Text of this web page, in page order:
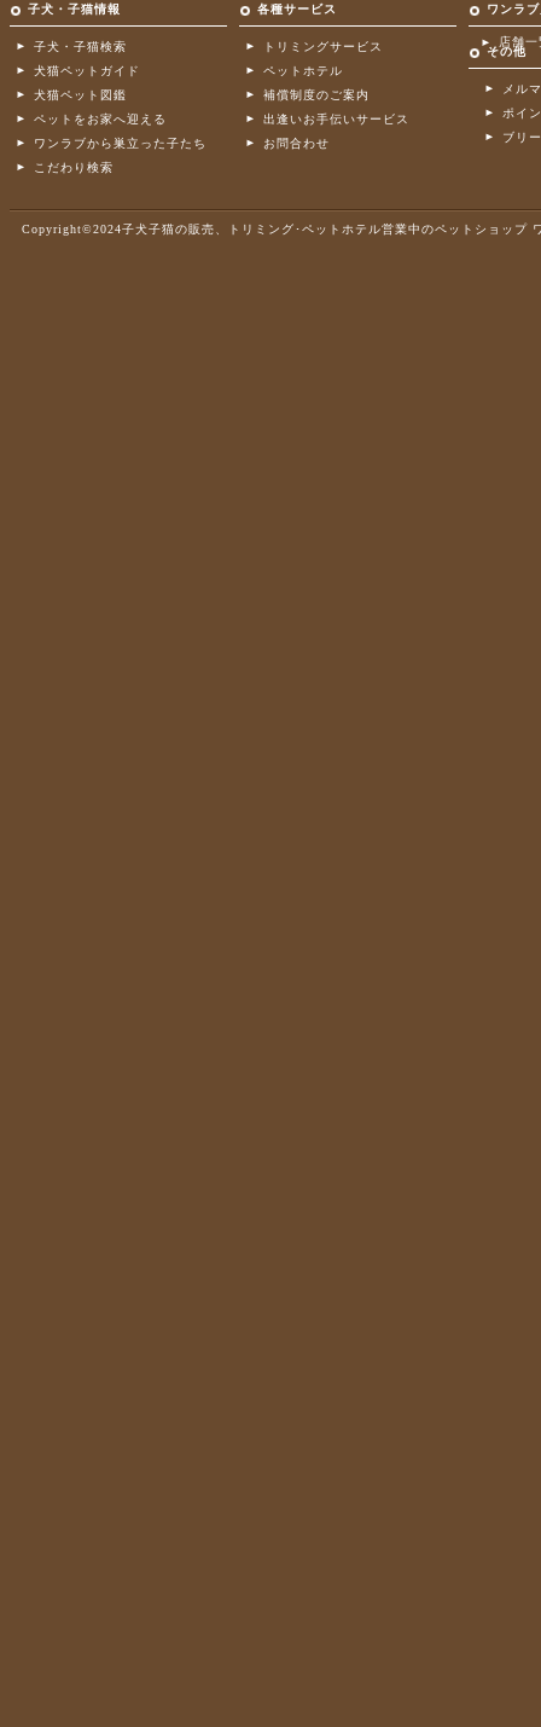
子犬・子猫情報 各種サービス ワンラ
子犬・子猫検索
犬猫ペットガイド
犬猫ペット図鑑
ペットをお家へ迎える
ワンラブから巣立った子たち
こだわり検索
トリミングサービス
ペットホテル
補償制度のご案内
出逢いお手伝いサービス
お問合わせ
店舗一
その他
メル
ポイ
ブリ
Copyright©2024子犬子猫の販売、トリミング･ペットホテル営業中のペットショップ